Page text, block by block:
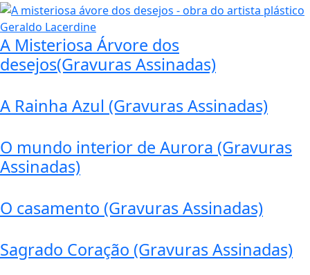
A Misteriosa Árvore dos
desejos(Gravuras Assinadas)
A Rainha Azul (Gravuras Assinadas)
O mundo interior de Aurora (Gravuras
Assinadas)
O casamento (Gravuras Assinadas)
Sagrado Coração (Gravuras Assinadas)